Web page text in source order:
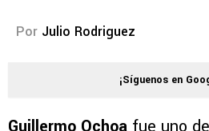
Por Julio Rodriguez
¡Síguenos en